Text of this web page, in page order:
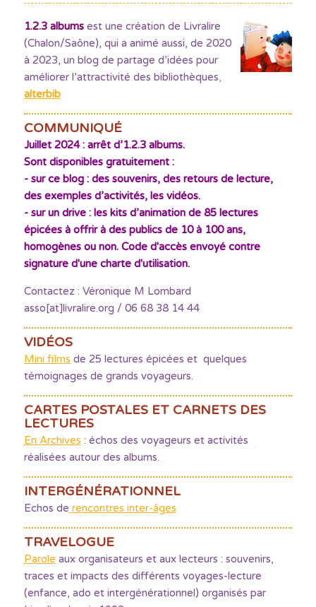
1.2.3 albumsest une création de Livralire
(Chalon/Saône), qui a animé aussi, de 2020
à 2023, un blog de partage d’idées pour
améliorer l’attractivité des bibliothèques,
alterbib
COMMUNIQUÉ
Juillet 2024 : arrêt d’1.2.3 albums.
Sont disponibles gratuitement :
- sur ce blog : des souvenirs, des retours de lecture,
des exemples d’activités, les vidéos.
- sur un drive : les kits d’animation de 85 lectures
épicées à offrir à des publics de 10 à 100 ans,
homogènes ou non. Code d'accès envoyé contre
signature d'une charte d'utilisation.
Contactez : Véronique M Lombard
asso[at]livralire.org / 06 68 38 14 44
VIDÉOS
Mini films de 25 lectures épicées et quelques
témoignages de grands voyageurs.
CARTES POSTALES ET CARNETS DES
LECTURES
En Archives : échos des voyageurs et activités
réalisées autour des albums.
INTERGÉNÉRATIONNEL
Echos de rencontres inter-âges
TRAVELOGUE
Parole aux organisateurs et aux lecteurs : souvenirs,
traces et impacts des différents voyages-lecture
(enfance, ado et intergénérationnel) organisés par